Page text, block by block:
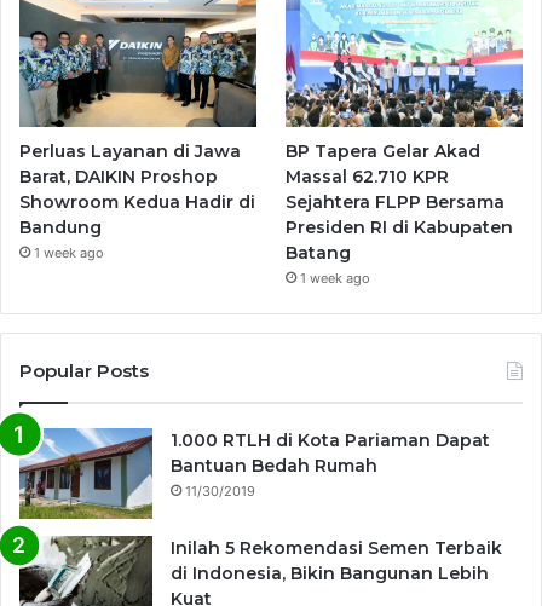
Perluas Layanan di Jawa
Barat, DAIKIN Proshop
Showroom Kedua Hadir di
Bandung
1 week ago
BP Tapera Gelar Akad
Massal 62.710 KPR
Sejahtera FLPP Bersama
Presiden RI di Kabupaten
Batang
1 week ago
Popular Posts
1.000 RTLH di Kota Pariaman Dapat
Bantuan Bedah Rumah
11/30/2019
Inilah 5 Rekomendasi Semen Terbaik
di Indonesia, Bikin Bangunan Lebih
Kuat